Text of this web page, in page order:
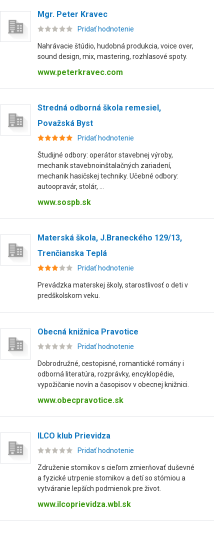
Mgr. Peter Kravec
Pridať hodnotenie
Nahrávacie štúdio, hudobná produkcia, voice over,
sound design, mix, mastering, rozhlasové spoty.
www.peterkravec.com
Stredná odborná škola remesiel,
Považská Byst
Pridať hodnotenie
Študijné odbory: operátor stavebnej výroby,
mechanik stavebnoinštalačných zariadení,
mechanik hasičskej techniky. Učebné odbory:
autoopravár, stolár, ...
www.sospb.sk
Materská škola, J.Braneckého 129/13,
Trenčianska Teplá
Pridať hodnotenie
Prevádzka materskej školy, starostlivosť o deti v
predškolskom veku.
Obecná knižnica Pravotice
Pridať hodnotenie
Dobrodružné, cestopisné, romantické romány i
odborná literatúra, rozprávky, encyklopédie,
vypožičanie novín a časopisov v obecnej knižnici.
www.obecpravotice.sk
ILCO klub Prievidza
Pridať hodnotenie
Združenie stomikov s cieľom zmierňovať duševné
a fyzické utrpenie stomikov a detí so stómiou a
vytváranie lepších podmienok pre život.
www.ilcoprievidza.wbl.sk